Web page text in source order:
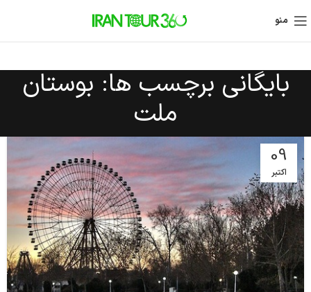
منو
بایگانی برچسب ها: بوستان
ملت
09
اکتبر